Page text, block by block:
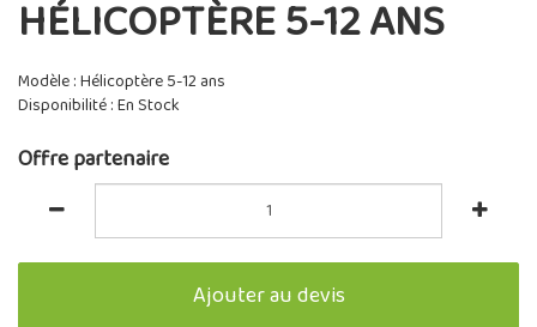
HÉLICOPTÈRE 5-12 ANS
Modèle : Hélicoptère 5-12 ans
Disponibilité : En Stock
Offre partenaire
Ajouter au devis